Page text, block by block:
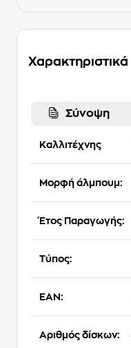
Χαρακτηριστικά
Σύνοψη
Καλλιτέχνης
Μορφή άλμπουμ:
Έτος Παραγωγής:
Τύπος:
EAN:
Αριθμός δίσκων: